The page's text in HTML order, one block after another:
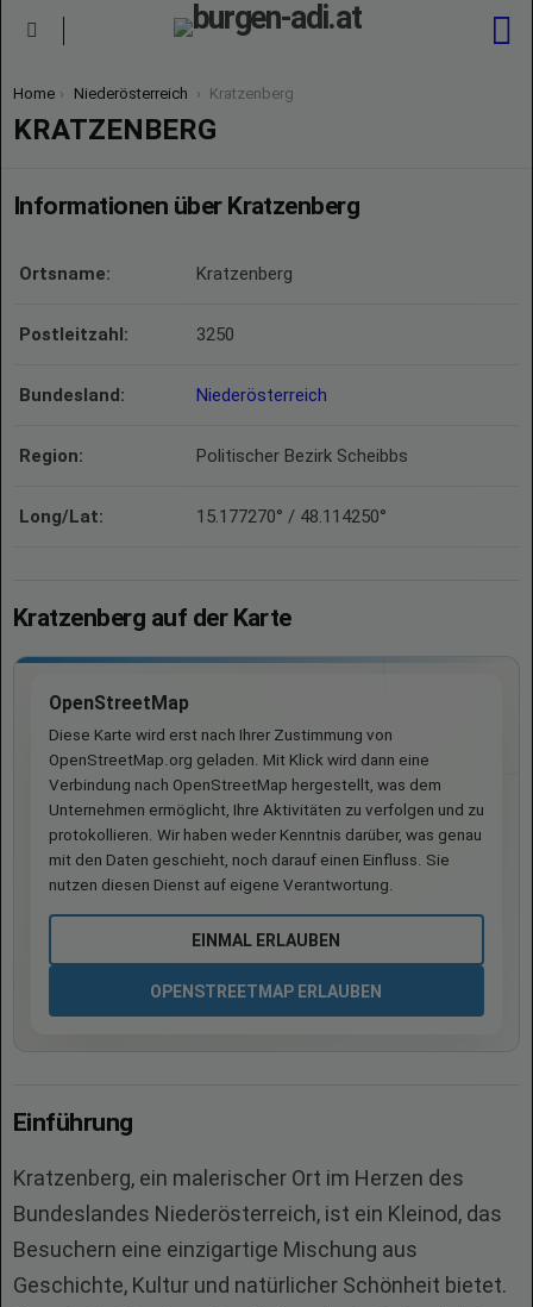
You are here:
Home Niederösterreich Kratzenberg
KRATZENBERG
Informationen über Kratzenberg
Ortsname: Kratzenberg
Postleitzahl: 3250
Bundesland: Niederösterreich
Region: Politischer Bezirk Scheibbs
Long/Lat: 15.177270° / 48.114250°
Kratzenberg auf der Karte
OpenStreetMap
Diese Karte wird erst nach Ihrer Zustimmung von
OpenStreetMap.org geladen. Mit Klick wird dann eine
Verbindung nach OpenStreetMap hergestellt, was dem
Unternehmen ermöglicht, Ihre Aktivitäten zu verfolgen und zu
protokollieren. Wir haben weder Kenntnis darüber, was genau
mit den Daten geschieht, noch darauf einen Einfluss. Sie
nutzen diesen Dienst auf eigene Verantwortung.
EINMAL ERLAUBEN
OPENSTREETMAP ERLAUBEN
Einführung
Kratzenberg, ein malerischer Ort im Herzen des
Bundeslandes Niederösterreich, ist ein Kleinod, das
Besuchern eine einzigartige Mischung aus
Geschichte, Kultur und natürlicher Schönheit bietet.